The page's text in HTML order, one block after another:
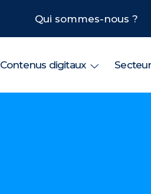
Qui sommes-nous ?
Contenus digitaux